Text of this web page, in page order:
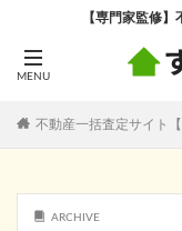
【専門家監修
不動産一括査定サイト
ARCHIVE